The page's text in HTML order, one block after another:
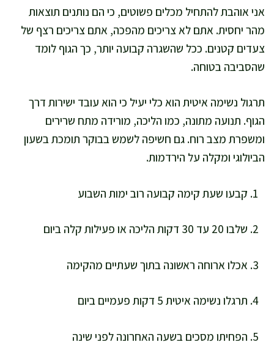
אני אוהבת להתחיל מכלים פשוטים, כי הם נותנים תוצאות
מהר יחסית. אתם לא צריכים מהפכה, אתם צריכים רצף של
צעדים קטנים. ככל שהשגרה קבועה יותר, כך הגוף לומד
שהסביבה בטוחה.
תרגול נשימה איטית הוא כלי יעיל כי הוא עובד ישירות דרך
הגוף. תנועה מתונה, כמו הליכה, מורידה מתח שרירים
ומשפרת מצב רוח. גם חשיפה לשמש בבוקר תומכת בשעון
הביולוגי ומקלה על הירדמות.
קבעו שעת קימה קבועה רוב ימות השבוע
שלבו 20 עד 30 דקות הליכה או פעילות קלה ביום
אכלו ארוחה ראשונה בתוך שעתיים מהקימה
תרגלו נשימה איטית 5 דקות פעמיים ביום
הפחיתו מסכים בשעה האחרונה לפני שינה